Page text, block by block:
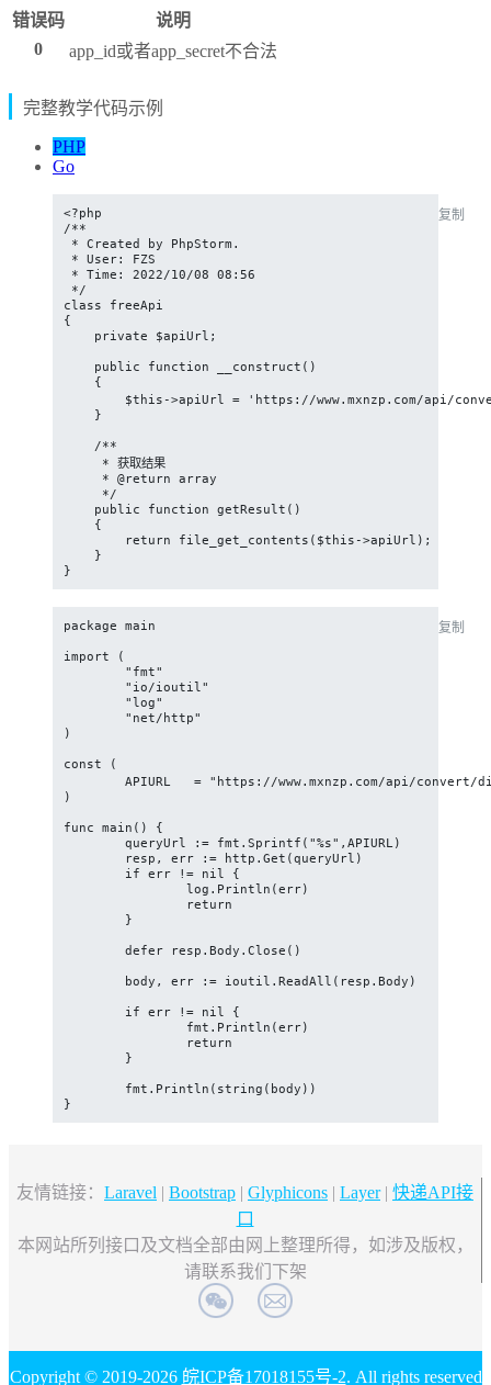
错误码
说明
0
app_id或者app_secret不合法
完整教学代码示例
PHP
Go
复制
<?php
/**
* Created by PhpStorm.
* User: FZS
* Time: 2022/10/08 08:56
*/
class freeApi
{
    private $apiUrl;
    public function __construct()
    {
$this->apiUrl = 'https://www.mxnzp.com/api/
    }
    /**
     * 获取结果
     * @return array
     */
    public function getResult()
    {
        return file_get_contents($this->apiUrl);
    }
}
复制
package main
import (
)
const (
)
func main() {
}
友情链接： Laravel | Bootstrap | Glyphicons | Layer| 快递API接
口
本网站所列接口及文档全部由网上整理所得，如涉及版权，
请联系我们下架
Copyright © 2019-2026 皖ICP备17018155号-2. All rights reserved